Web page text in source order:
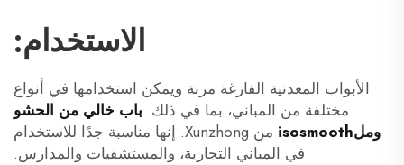
الاستخدام:
الأبواب المعدنية الفارغة مرنة ويمكن استخدامها في أنواع
مختلفة من المباني، بما في ذلك باب خالي من الحشو
وملisosmooth
من Xunzhong. إنها مناسبة جدًا للاستخدام
في المباني التجارية، والمستشفيات والمدارس.